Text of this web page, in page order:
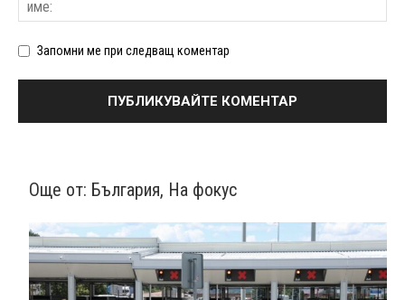
Запомни ме при следващ коментар
Още от: България, На фокус